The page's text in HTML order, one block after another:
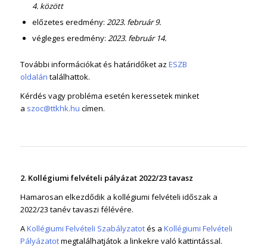
4. között
előzetes eredmény: 2023. február 9.
végleges eredmény: 2023. február 14.
További információkat és határidőket az ESZB
oldalán találhattok.
Kérdés vagy probléma esetén keressetek minket
a szoc@ttkhk.hu címen.
2. Kollégiumi felvételi pályázat 2022/23 tavasz
Hamarosan elkezdődik a kollégiumi felvételi időszak a
2022/23 tanév tavaszi félévére.
AKollégiumi Felvételi Szabályzatotés a Kollégiumi Felvételi
Pályázatotmegtalálhatjátok a linkekre való kattintással.